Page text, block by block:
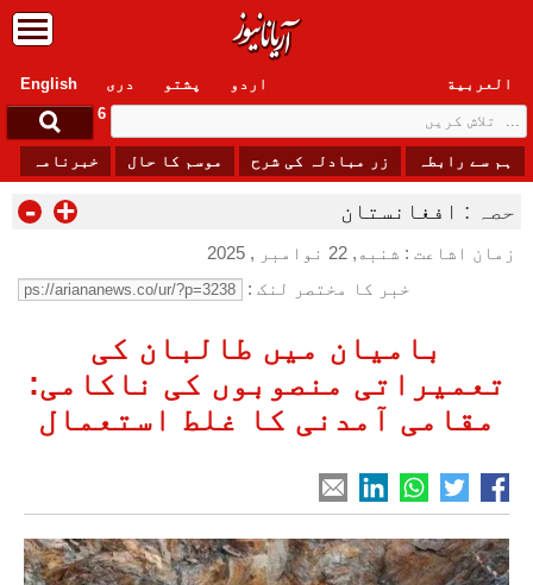
English دری پشتو العربیة
اردو
Thursday, 6 August , 2026
ہم سے رابطہ زر مبادلہ کی شرح موسم کا حال خبرنامہ
حصہ : افغانستان - +
زمان اشاعت : شنبه, 22 نوامبر , 2025
خبر کا مختصر لنک :
بامیان میں طالبان کی
تعمیراتی منصوبوں کی ناکامی:
مقامی آمدنی کا غلط استعمال